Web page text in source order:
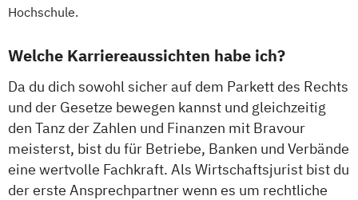
Hochschule.
Welche Karriereaussichten habe ich?
Da du dich sowohl sicher auf dem Parkett des Rechts
und der Gesetze bewegen kannst und gleichzeitig
den Tanz der Zahlen und Finanzen mit Bravour
meisterst, bist du für Betriebe, Banken und Verbände
eine wertvolle Fachkraft. Als Wirtschaftsjurist bist du
der erste Ansprechpartner wenn es um rechtliche